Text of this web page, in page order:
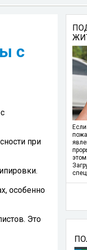
с
при
особенно
Это